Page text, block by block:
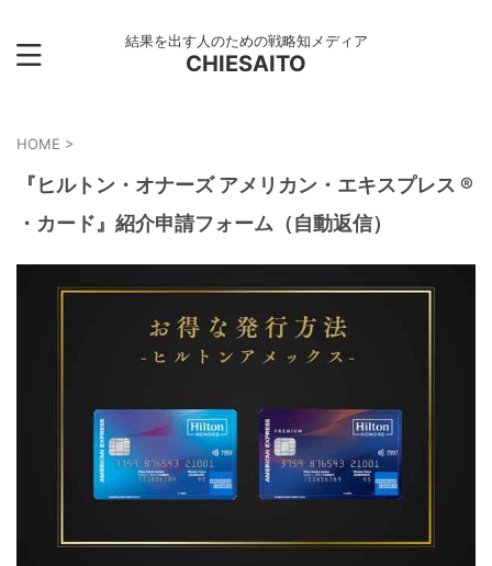
結果を出す人のための戦略知メディア
CHIESAITO
HOME >
『ヒルトン・オナーズ アメリカン・エキスプレス ®
・カード』紹介申請フォーム（自動返信）